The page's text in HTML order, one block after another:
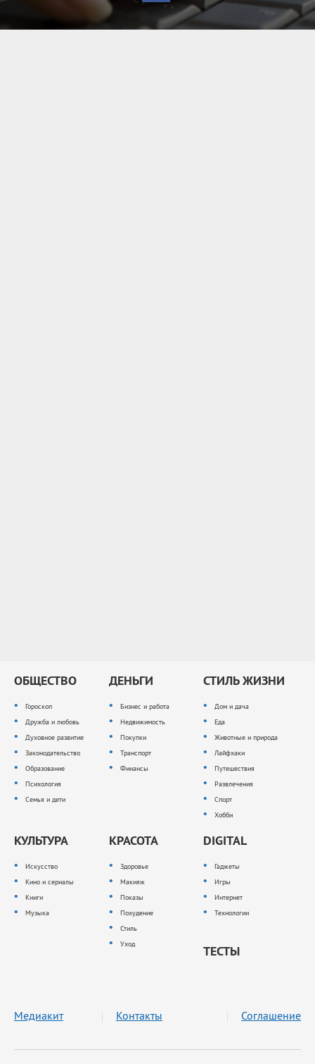
ОБЩЕСТВО
Гороскоп
Дружба и любовь
Духовное развитие
Законодательство
Образование
Психология
Семья и дети
ДЕНЬГИ
Бизнес и работа
Недвижимость
Покупки
Транспорт
Финансы
СТИЛЬ ЖИЗНИ
Дом и дача
Еда
Животные и природа
Лайфхаки
Путешествия
Развлечения
Спорт
Хобби
КУЛЬТУРА
Искусство
Кино и сериалы
Книги
Музыка
КРАСОТА
Здоровье
Макияж
Показы
Похудение
Стиль
Уход
DIGITAL
Гаджеты
Игры
Интернет
Технологии
ТЕСТЫ
Медиакит Контакты Соглашение